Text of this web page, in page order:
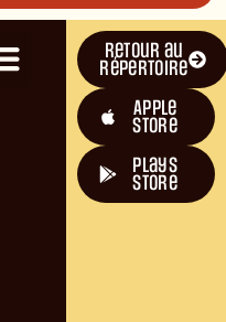
Retour au
répertoire
Apple
Store
plays
store